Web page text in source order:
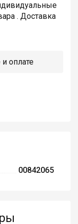
. Доставка
оплате
00842065